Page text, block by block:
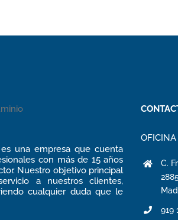
una empresa que cuenta
con más de 15 años
Nuestro objetivo principal
a nuestros clientes,
cualquier duda que le
C.
919